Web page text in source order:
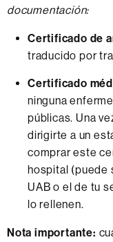
documentación:
Certificado de
traducido por
Certificado
ninguna
públicas. Una
dirigirte a un
comprar este
hospital (puede
UAB o el de tu
lo rellenen.
Nota importante: